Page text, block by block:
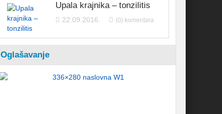
Upala krajnika – tonzilitis
22.09.2016. (0) komentara
Oglašavanje